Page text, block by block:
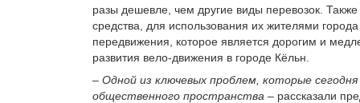
разы дешевле, чем другие виды перевозок.
средства, для использования их жителями
передвижения, которое является дорогим и
развития вело-движения в городе Кёльн.
– Одной из ключевых проблем, которые
общественного пространства – рассказали